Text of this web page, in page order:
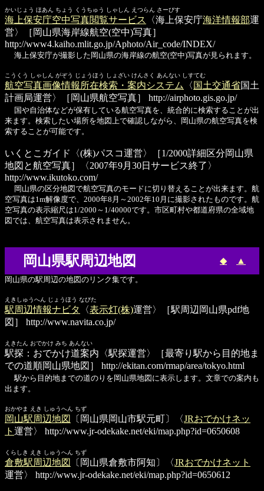
かいじょう ほあん ちょう くうちゅう しゃしん えつらん さーびす
海上保安庁空中写真閲覧サービス 〈海上保安庁海洋情報部運
営〉［岡山県海岸線航空(空中)写真］
http://www4.kaiho.mlit.go.jp/Aphoto/Air_code/INDEX/
海上保安庁が撮影した岡山県の海岸線の航空(空中)写真が見られます。
こうくう しゃしん がぞう じょうほう しょざい けんさく あんない しすてむ
航空写真画像情報所在検索・案内システム 〈 国土交通省国土
計画局運営〉［岡山県航空写真］
http://airphoto.gis.go.jp/
国や自治体などが保有している航空写真を、統合的に検索することが出
来ます。検索したい場所を地図上で確認しながら、岡山県の航空写真を検
索することが可能です。
いくとこガイド
〈(株)パスコ運営〉［1/2000詳細区分岡山県
地図と航空写真］〈2007年9月30日サービス終了〉
http://www.ikutoko.com/
岡山県の区分地図で航空写真のモードに切り替えることが出来ます。航
空写真は1m解像度で、2000年8月～2002年10月に撮影されたものです。航
空写真の表示縮尺は1/2000～1/40000です。市区町村や都道府県の全域地
図では、航空写真は表示されません。
岡山県駅周辺地図 ◆ ▲
岡山県の駅周辺の地図のリンク集です。
えきしゅうへん じょうほう なびた
駅周辺情報ナビタ 〈表示灯(株)運営〉［駅周辺岡山県pdf地
図］
http://www.navita.co.jp/
えきたん おでかけ みち あんない
駅探：おでかけ道案内 〈駅探運営〉［最寄り駅から目的地ま
での道順岡山県地図］
http://ekitan.com/rmap/area/tokyo.html
駅から目的地までの道のりを岡山県地図に表示します。文章での案内も
出ます。
おかやま えき しゅうへん ちず
岡山駅周辺地図 〔岡山県岡山市駅元町〕〈JRおでかけネッ
ト 運営〉 http://www.jr-odekake.net/eki/map.php?id=0650608
くらしき えき しゅうへん ちず
倉敷駅周辺地図 〔岡山県倉敷市阿知〕〈JRおでかけネット
運営〉
http://www.jr-odekake.net/eki/map.php?id=0650612